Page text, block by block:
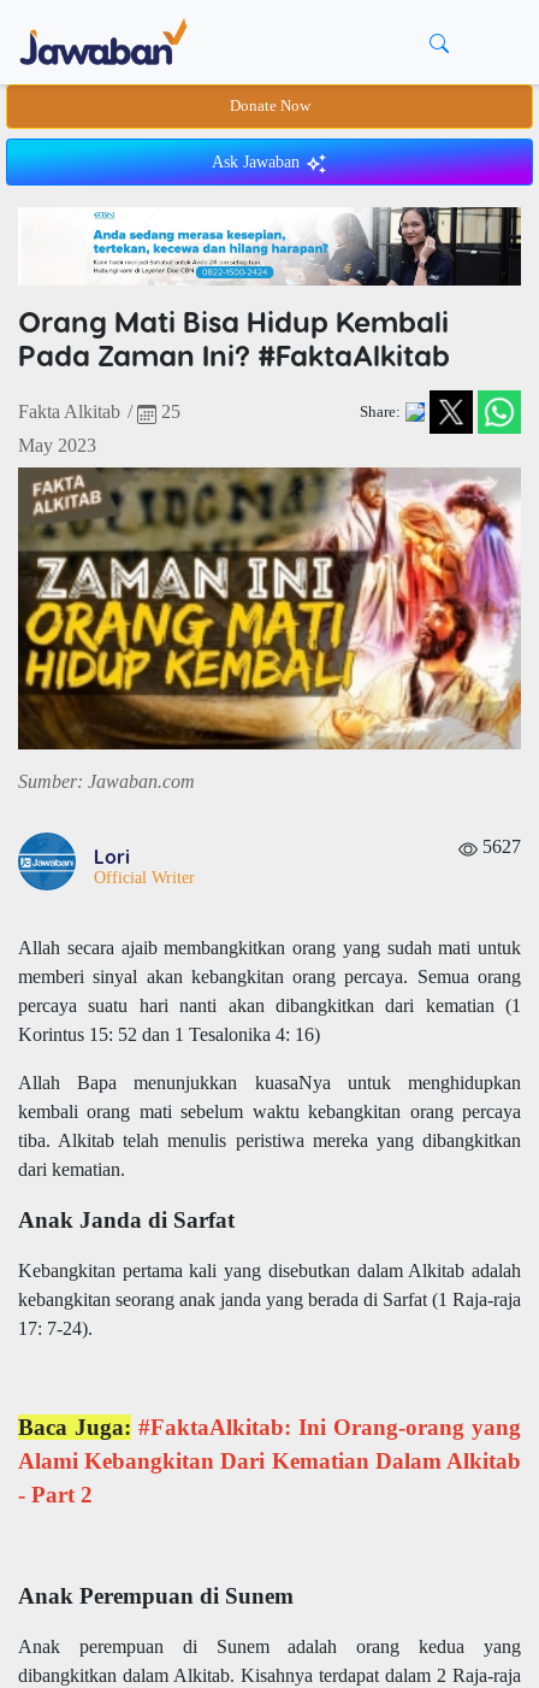
Donate Now
Ask Jawaban
Orang Mati Bisa Hidup Kembali
Pada Zaman Ini? #FaktaAlkitab
Fakta Alkitab /
25
May 2023
Share:
Sumber: Jawaban.com
Lori
Official Writer
5627
Allah secara ajaib membangkitkan orang yang sudah mati untuk
memberi sinyal akan kebangkitan orang percaya. Semua orang
percaya suatu hari nanti akan dibangkitkan dari kematian (1
Korintus 15: 52 dan 1 Tesalonika 4: 16)
Allah Bapa menunjukkan kuasaNya untuk menghidupkan
kembali orang mati sebelum waktu kebangkitan orang percaya
tiba. Alkitab telah menulis peristiwa mereka yang dibangkitkan
dari kematian.
Anak Janda di Sarfat
Kebangkitan pertama kali yang disebutkan dalam Alkitab adalah
kebangkitan seorang anak janda yang berada di Sarfat (1 Raja-raja
17: 7-24).
Baca Juga: #FaktaAlkitab: Ini Orang-orang yang
Alami Kebangkitan Dari Kematian Dalam Alkitab
- Part 2
Anak Perempuan di Sunem
Anak perempuan di Sunem adalah orang kedua yang
dibangkitkan dalam Alkitab. Kisahnya terdapat dalam 2 Raja-raja